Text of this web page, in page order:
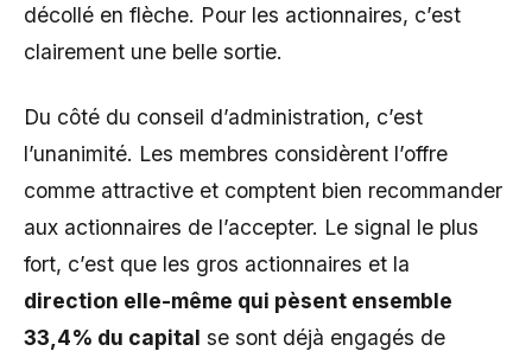
décollé en flèche. Pour les actionnaires, c’est
clairement une belle sortie.
Du côté du conseil d’administration, c’est
l’unanimité. Les membres considèrent l’offre
comme attractive et comptent bien recommander
aux actionnaires de l’accepter. Le signal le plus
fort, c’est que les gros actionnaires et la
direction elle-même qui pèsent ensemble
33,4% du capital se sont déjà engagés de